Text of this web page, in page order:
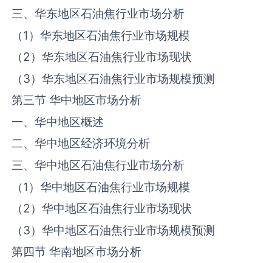
三、华东地区石油焦行业市场分析
（1）华东地区石油焦行业市场规模
（2）华东地区石油焦行业市场现状
（3）华东地区石油焦行业市场规模预测
第三节 华中地区市场分析
一、华中地区概述
二、华中地区经济环境分析
三、华中地区石油焦行业市场分析
（1）华中地区石油焦行业市场规模
（2）华中地区石油焦行业市场现状
（3）华中地区石油焦行业市场规模预测
第四节 华南地区市场分析